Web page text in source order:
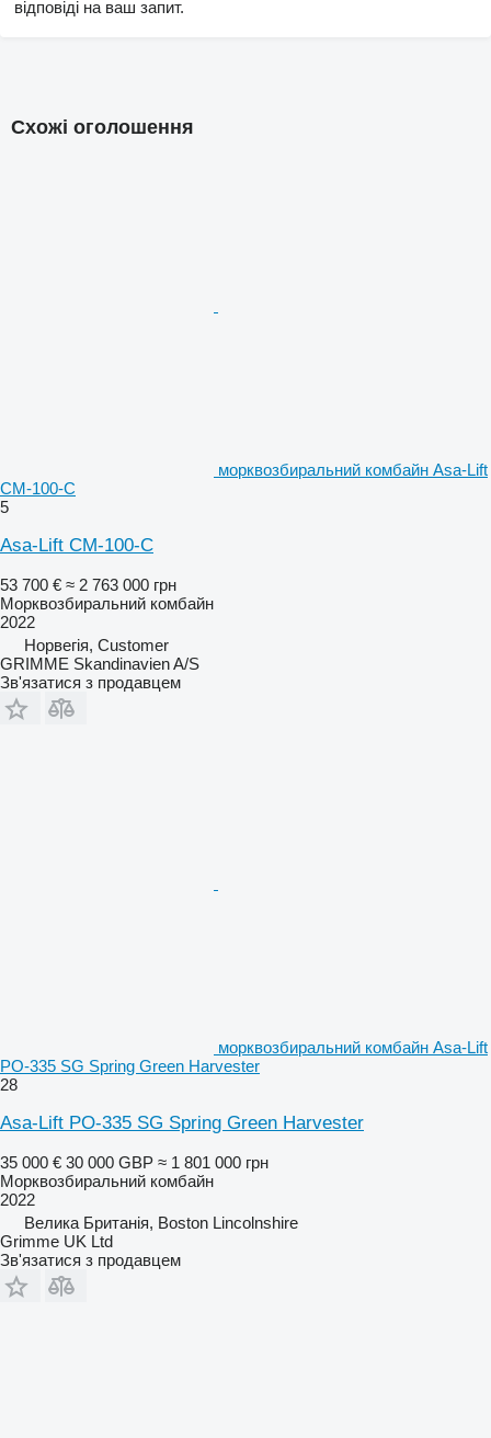
відповіді на ваш запит.
Схожі оголошення
морквозбиральний комбайн Asa-Lift
CM-100-C
5
Asa-Lift CM-100-C
53 700 € ≈ 2 763 000 грн
Морквозбиральний комбайн
2022
Норвегія, Customer
GRIMME Skandinavien A/S
Зв'язатися з продавцем
морквозбиральний комбайн Asa-Lift
PO-335 SG Spring Green Harvester
28
Asa-Lift PO-335 SG Spring Green Harvester
35 000 € 30 000 GBP ≈ 1 801 000 грн
Морквозбиральний комбайн
2022
Велика Британія, Boston Lincolnshire
Grimme UK Ltd
Зв'язатися з продавцем